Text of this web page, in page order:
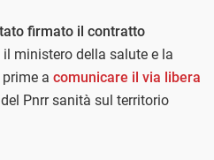
firmato il contratto
il ministero della salute e la
a comunicare il via libera
Pnrr sanità sul territorio